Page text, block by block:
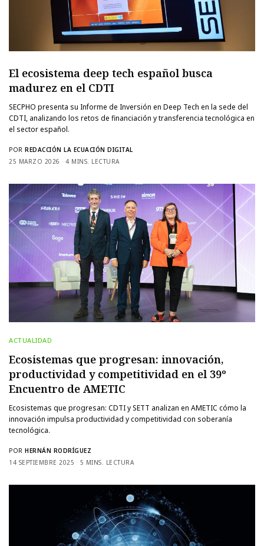
El ecosistema deep tech español busca
madurez en el CDTI
SECPHO presenta su Informe de Inversión en Deep Tech en la sede del
CDTI, analizando los retos de financiación y transferencia tecnológica en
el sector español.
POR REDACCIÓN LA ECUACIÓN DIGITAL
25 MARZO 2026
4 MINS. LECTURA
ACTUALIDAD
Ecosistemas que progresan: innovación,
productividad y competitividad en el 39º
Encuentro de AMETIC
Ecosistemas que progresan: CDTI y SETT analizan en AMETIC cómo la
innovación impulsa productividad y competitividad con soberanía
tecnológica.
POR HERNÁN RODRÍGUEZ
14 SEPTIEMBRE 2025
5 MINS. LECTURA